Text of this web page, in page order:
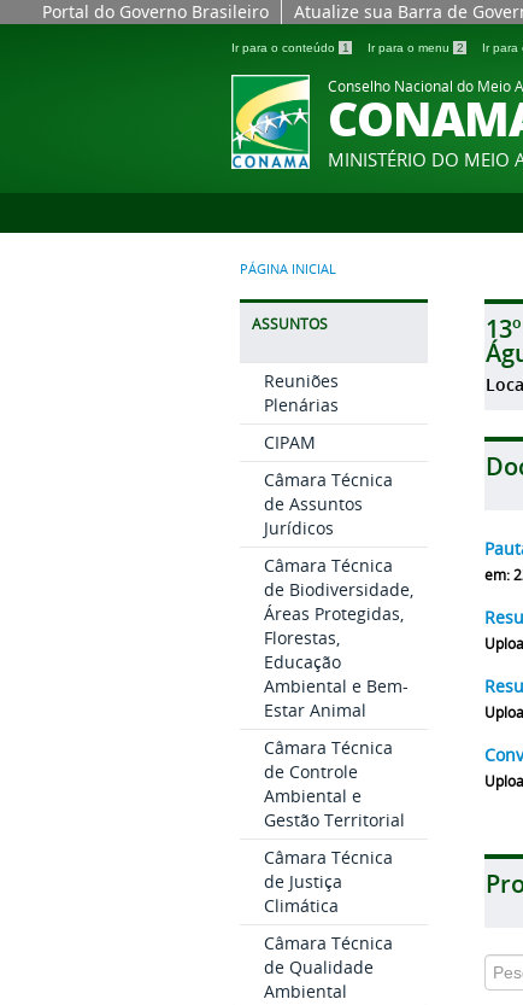
Portal do Governo Brasileiro Atualize sua Barra de
Ir para o conteúdo 1 Ir para o menu 2 Ir para
Conselho Nacional do Meio
MINISTÉRIO DO MEIO
PÁGINA INICIAL
ASSUNTOS
Reuniões
Plenárias
CIPAM
Câmara Técnica
de Assuntos
Jurídicos
Câmara Técnica
de Biodiversidade,
Áreas Protegidas,
Florestas,
Educação
Ambiental e Bem-
Estar Animal
Câmara Técnica
de Controle
Ambiental e
Gestão Territorial
Câmara Técnica
de Justiça
Climática
Câmara Técnica
de Qualidade
Ambiental
em: